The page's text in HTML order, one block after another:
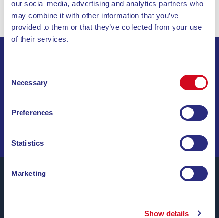
our social media, advertising and analytics partners who
may combine it with other information that you’ve
provided to them or that they’ve collected from your use
of their services.
Selection
Necessary
Preferences
Statistics
Marketing
Show details
NAVIGA TRA OFFERTE SPECIALI, DESTINAZIONI DA